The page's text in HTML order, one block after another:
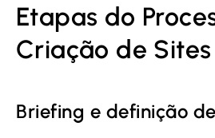
Etapas do
Criação de Sites
Briefing e definição